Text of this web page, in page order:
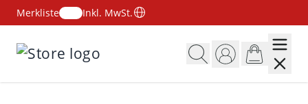
Merkliste
Inkl. MwSt.